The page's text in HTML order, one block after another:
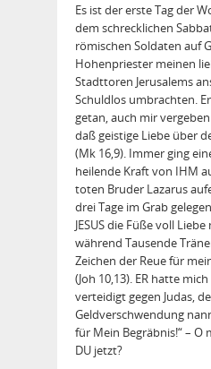
Es ist der erste Tag der
dem schrecklichen
römischen Soldaten auf
Hohenpriester meinen
Stadttoren Jerusalems
Schuldlos umbrachten.
getan, auch mir
daß geistige Liebe über
(Mk 16,9). Immer ging
heilende Kraft von IHM
toten Bruder Lazarus
drei Tage im Grab
JESUS die Füße voll
während Tausende
Zeichen der Reue für
(Joh 10,13). ER hatte
verteidigt gegen Judas,
Geldverschwendung
für Mein Begräbnis!“ – O
DU jetzt?